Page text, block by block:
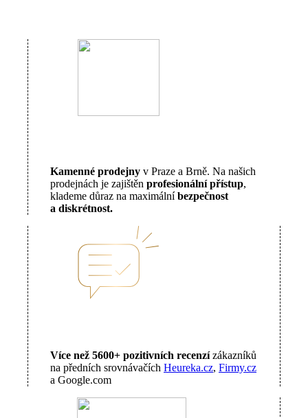
Kamenné prodejny v Praze a Brně. Na našich
prodejnách je zajištěn profesionální přístup,
klademe důraz na maximálníbezpečnost
a diskrétnost.
Více než 5600+ pozitivních recenzízákazníků
na předních srovnávačích Heureka.cz, Firmy.cz
a Google.com